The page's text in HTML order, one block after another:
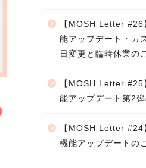
【MOSH Letter
能アップデート・カ
日変更と臨時休業の
【MOSH Letter
能アップデート第2
【MOSH Letter
機能アップデートの